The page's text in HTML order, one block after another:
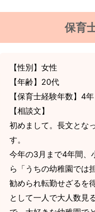
保育
【性別】女性
【年齢】20代
【保育士経験年数】4年
【相談文】
初めまして。長文とな
す。
今年の3月まで4年間、
ら「うちの幼稚園では
勧められ転勤せざるを
として一人で大人数見